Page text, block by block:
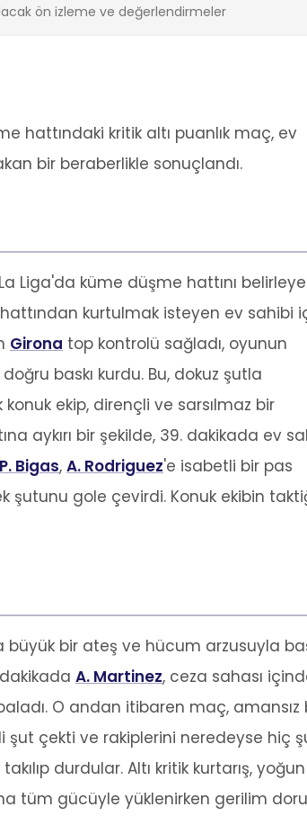
ön izleme ve değerlendirmeler
hattındaki kritik altı puanlık maç, ev
bir beraberlikle sonuçlandı.
Liga'da küme düşme hattını
kurtulmak isteyen ev sahibi
Girona top kontrolü sağladı, oyunun
baskı kurdu. Bu, dokuz şutla
ekip, dirençli ve sarsılmaz bir
aykırı bir şekilde, 39. dakikada ev
P. Bigas, A. Rodriguez'e isabetli bir pas
gole çevirdi. Konuk ekibin
bir ateş ve hücum arzusuyla
A. Martinez, ceza sahası
O andan itibaren maç,
çekti ve rakiplerini neredeyse hiç
durdular. Altı kritik kurtarış,
tüm gücüyle yüklenirken gerilim